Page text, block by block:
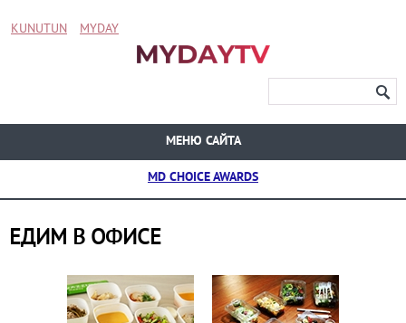
KUNUTUN MYDAY
МЕНЮ САЙТА
MD CHOICE AWARDS
ЕДИМ В ОФИСЕ